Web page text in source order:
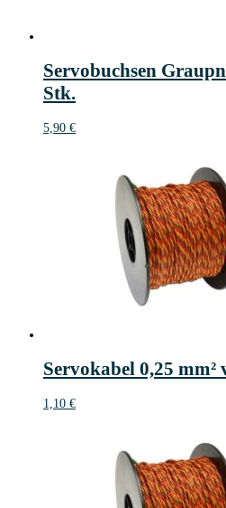
Servobuchsen
Stk.
5,90 €
Servokabel 0,25
1,10 €